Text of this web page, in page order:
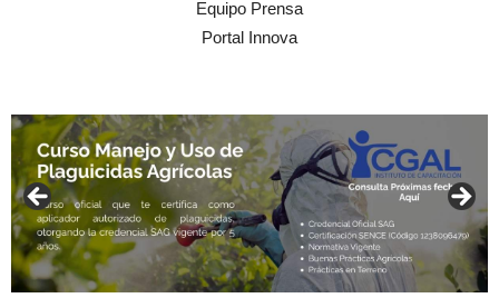
Equipo Prensa
Portal Innova